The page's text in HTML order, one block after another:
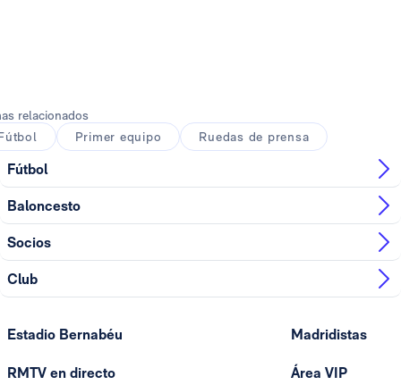
relacionados
Primer equipo Ruedas de prensa
Fútbol
Baloncesto
Socios
Club
Estadio Bernabéu
RMTV en directo
Madridistas
Área VIP